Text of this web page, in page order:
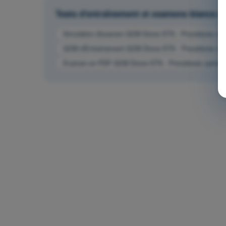
Tests d'entraînement et examens blancs